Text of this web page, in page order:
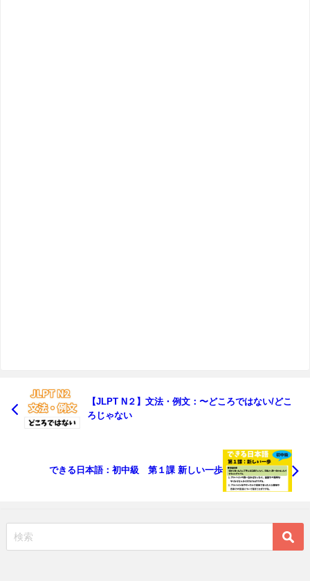
【JLPT N２】文法・例文：〜どころではない/どこ
ろじゃない
できる日本語：初中級 第１課 新しい一歩